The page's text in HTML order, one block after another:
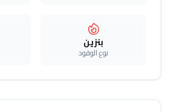
بنزين
نوع الوقود